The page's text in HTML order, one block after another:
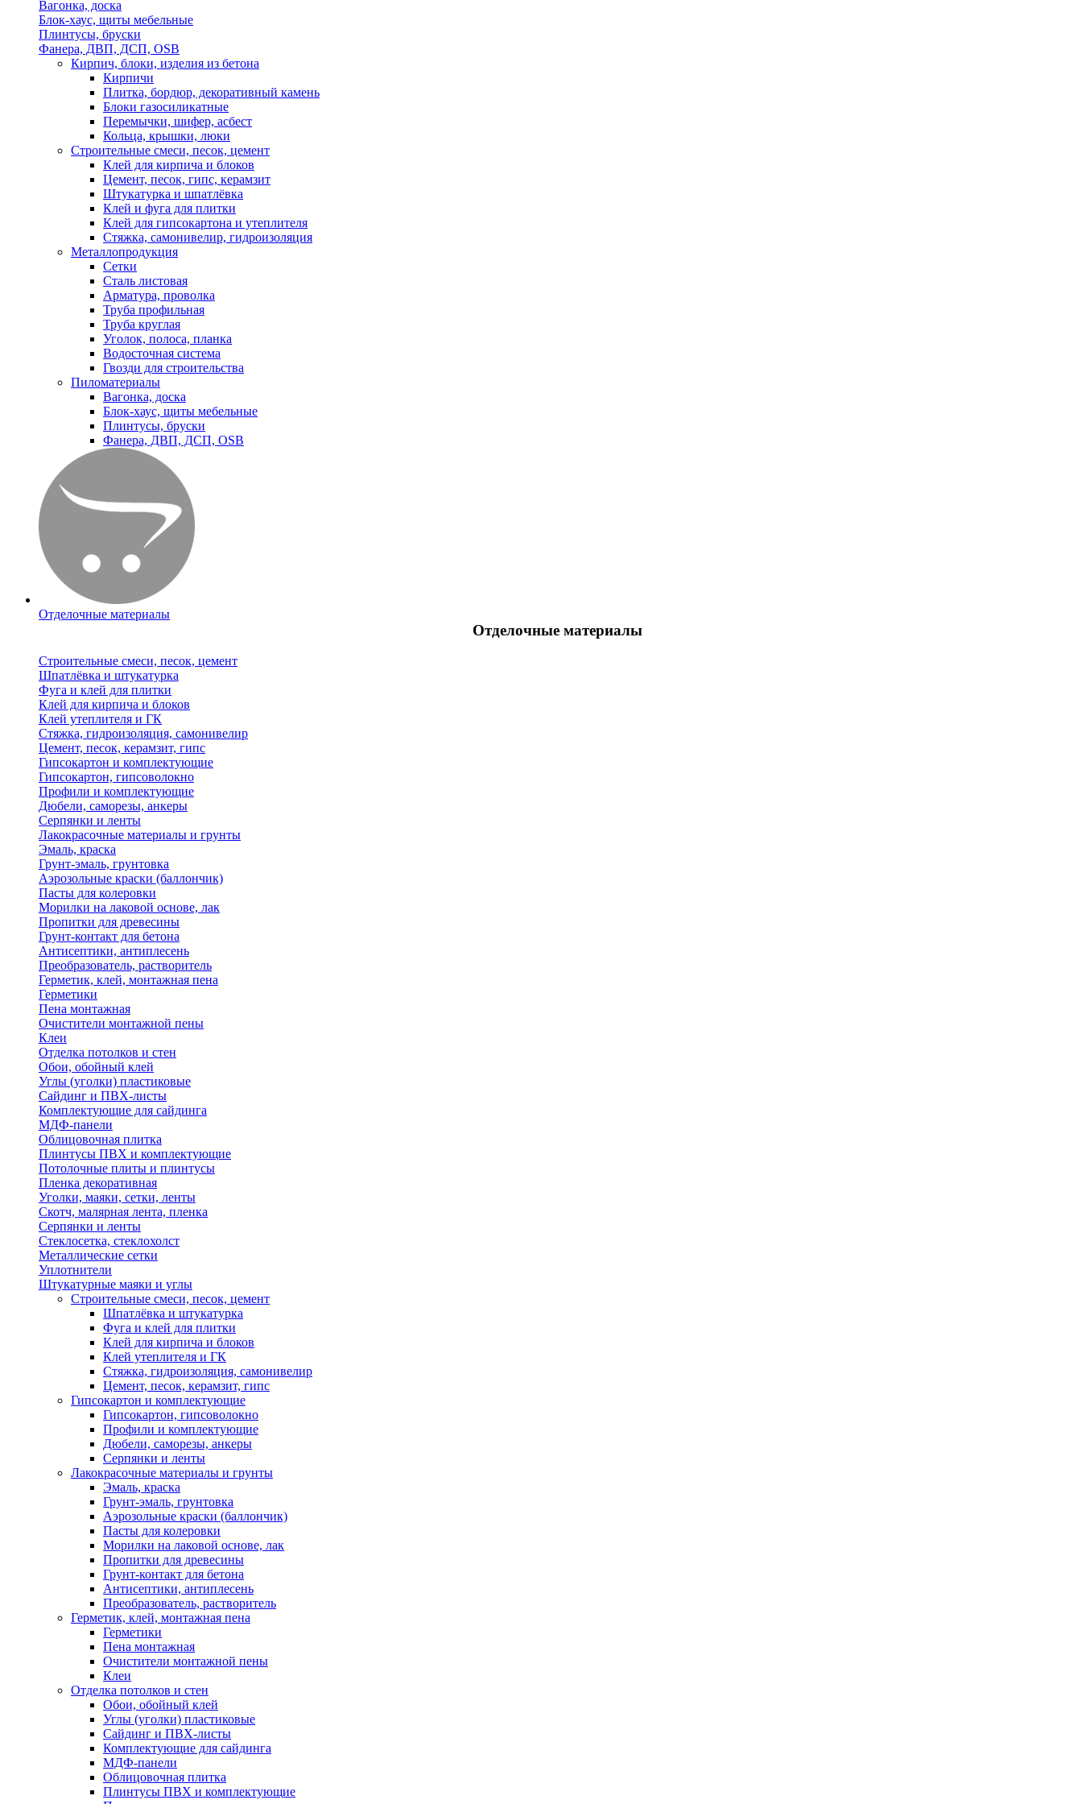
Вагонка, доска
Блок-хаус, щиты мебельные
Плинтусы, бруски
Фанера, ДВП, ДСП, OSB
Кирпич, блоки, изделия из бетона
Кирпичи
Плитка, бордюр, декоративный камень
Блоки газосиликатные
Перемычки, шифер, асбест
Кольца, крышки, люки
Строительные смеси, песок, цемент
Клей для кирпича и блоков
Цемент, песок, гипс, керамзит
Штукатурка и шпатлёвка
Клей и фуга для плитки
Клей для гипсокартона и утеплителя
Стяжка, самонивелир, гидроизоляция
Металлопродукция
Сетки
Сталь листовая
Арматура, проволка
Труба профильная
Труба круглая
Уголок, полоса, планка
Водосточная система
Гвозди для строительства
Пиломатериалы
Вагонка, доска
Блок-хаус, щиты мебельные
Плинтусы, бруски
Фанера, ДВП, ДСП, OSB
Отделочные материалы
Отделочные материалы
Строительные смеси, песок, цемент
Шпатлёвка и штукатурка
Фуга и клей для плитки
Клей для кирпича и блоков
Клей утеплителя и ГК
Стяжка, гидроизоляция, самонивелир
Цемент, песок, керамзит, гипс
Гипсокартон и комплектующие
Гипсокартон, гипсоволокно
Профили и комплектующие
Дюбели, саморезы, анкеры
Серпянки и ленты
Лакокрасочные материалы и грунты
Эмаль, краска
Грунт-эмаль, грунтовка
Аэрозольные краски (баллончик)
Пасты для колеровки
Морилки на лаковой основе, лак
Пропитки для древесины
Грунт-контакт для бетона
Антисептики, антиплесень
Преобразователь, растворитель
Герметик, клей, монтажная пена
Герметики
Пена монтажная
Очистители монтажной пены
Клеи
Отделка потолков и стен
Обои, обойный клей
Углы (уголки) пластиковые
Сайдинг и ПВХ-листы
Комплектующие для сайдинга
МДФ-панели
Облицовочная плитка
Плинтусы ПВХ и комплектующие
Потолочные плиты и плинтусы
Пленка декоративная
Уголки, маяки, сетки, ленты
Скотч, малярная лента, пленка
Серпянки и ленты
Стеклосетка, стеклохолст
Металлические сетки
Уплотнители
Штукатурные маяки и углы
Строительные смеси, песок, цемент
Шпатлёвка и штукатурка
Фуга и клей для плитки
Клей для кирпича и блоков
Клей утеплителя и ГК
Стяжка, гидроизоляция, самонивелир
Цемент, песок, керамзит, гипс
Гипсокартон и комплектующие
Гипсокартон, гипсоволокно
Профили и комплектующие
Дюбели, саморезы, анкеры
Серпянки и ленты
Лакокрасочные материалы и грунты
Эмаль, краска
Грунт-эмаль, грунтовка
Аэрозольные краски (баллончик)
Пасты для колеровки
Морилки на лаковой основе, лак
Пропитки для древесины
Грунт-контакт для бетона
Антисептики, антиплесень
Преобразователь, растворитель
Герметик, клей, монтажная пена
Герметики
Пена монтажная
Очистители монтажной пены
Клеи
Отделка потолков и стен
Обои, обойный клей
Углы (уголки) пластиковые
Сайдинг и ПВХ-листы
Комплектующие для сайдинга
МДФ-панели
Облицовочная плитка
Плинтусы ПВХ и комплектующие